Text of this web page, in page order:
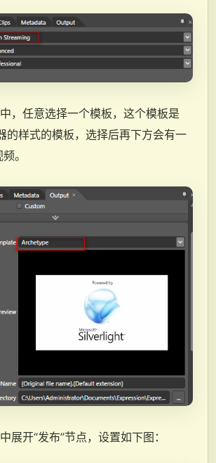
，任意选择一个模板，这个模板是
的样式的模板，选择后再下方会有一
。
展开“发布”节点，设置如下图：